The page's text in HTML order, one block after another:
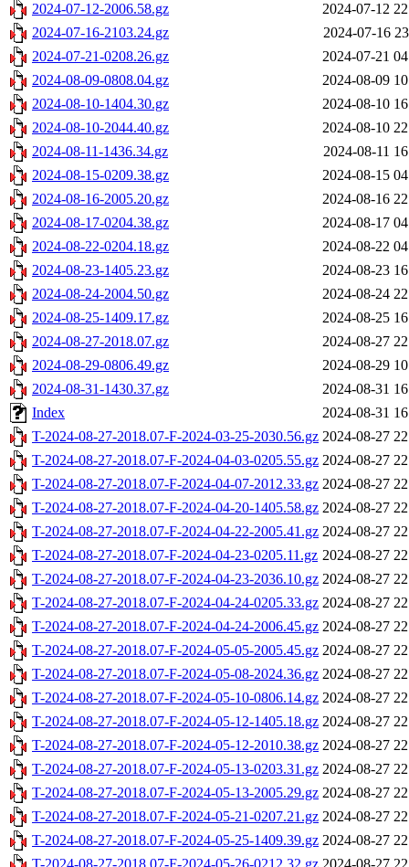
2024-07-12-2006.58.gz
2024-07-12
2024-07-16-2103.24.gz
2024-07-16
2024-07-21-0208.26.gz
2024-07-21
2024-08-09-0808.04.gz
2024-08-09
2024-08-10-1404.30.gz
2024-08-10
2024-08-10-2044.40.gz
2024-08-10
2024-08-11-1436.34.gz
2024-08-11
2024-08-15-0209.38.gz
2024-08-15
2024-08-16-2005.20.gz
2024-08-16
2024-08-17-0204.38.gz
2024-08-17
2024-08-22-0204.18.gz
2024-08-22
2024-08-23-1405.23.gz
2024-08-23
2024-08-24-2004.50.gz
2024-08-24
2024-08-25-1409.17.gz
2024-08-25
2024-08-27-2018.07.gz
2024-08-27
2024-08-29-0806.49.gz
2024-08-29
2024-08-31-1430.37.gz
2024-08-31
Index
2024-08-31
T-2024-08-27-2018.07-F-2024-03-25-2030.56.gz 2024-08-27
T-2024-08-27-2018.07-F-2024-04-03-0205.55.gz 2024-08-27
T-2024-08-27-2018.07-F-2024-04-07-2012.33.gz 2024-08-27
T-2024-08-27-2018.07-F-2024-04-20-1405.58.gz 2024-08-27
T-2024-08-27-2018.07-F-2024-04-22-2005.41.gz 2024-08-27
T-2024-08-27-2018.07-F-2024-04-23-0205.11.gz 2024-08-27
T-2024-08-27-2018.07-F-2024-04-23-2036.10.gz 2024-08-27
T-2024-08-27-2018.07-F-2024-04-24-0205.33.gz 2024-08-27
T-2024-08-27-2018.07-F-2024-04-24-2006.45.gz 2024-08-27
T-2024-08-27-2018.07-F-2024-05-05-2005.45.gz 2024-08-27
T-2024-08-27-2018.07-F-2024-05-08-2024.36.gz 2024-08-27
T-2024-08-27-2018.07-F-2024-05-10-0806.14.gz 2024-08-27
T-2024-08-27-2018.07-F-2024-05-12-1405.18.gz 2024-08-27
T-2024-08-27-2018.07-F-2024-05-12-2010.38.gz 2024-08-27
T-2024-08-27-2018.07-F-2024-05-13-0203.31.gz 2024-08-27
T-2024-08-27-2018.07-F-2024-05-13-2005.29.gz 2024-08-27
T-2024-08-27-2018.07-F-2024-05-21-0207.21.gz 2024-08-27
T-2024-08-27-2018.07-F-2024-05-25-1409.39.gz 2024-08-27